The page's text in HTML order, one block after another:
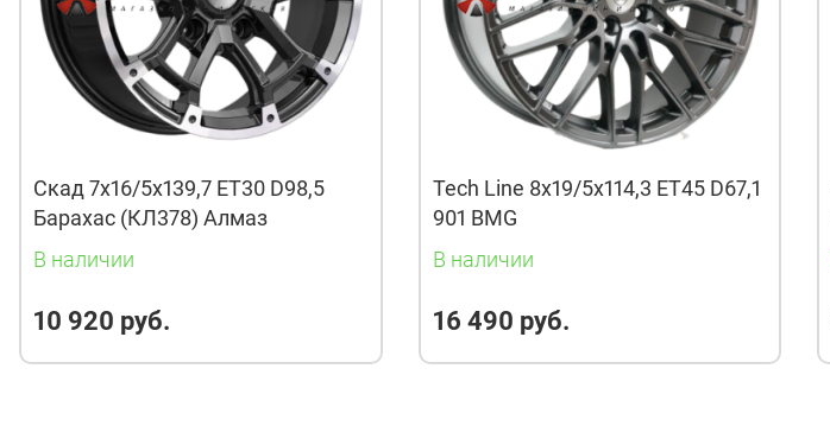
Скад 7x16/5x139,7 ET30 D98,5
Барахас (КЛ378) Алмаз
В наличии
10 920 руб.
Tech Line 8x19/5x114,3 ET45 D67,1
901 BMG
В наличии
16 490 руб.